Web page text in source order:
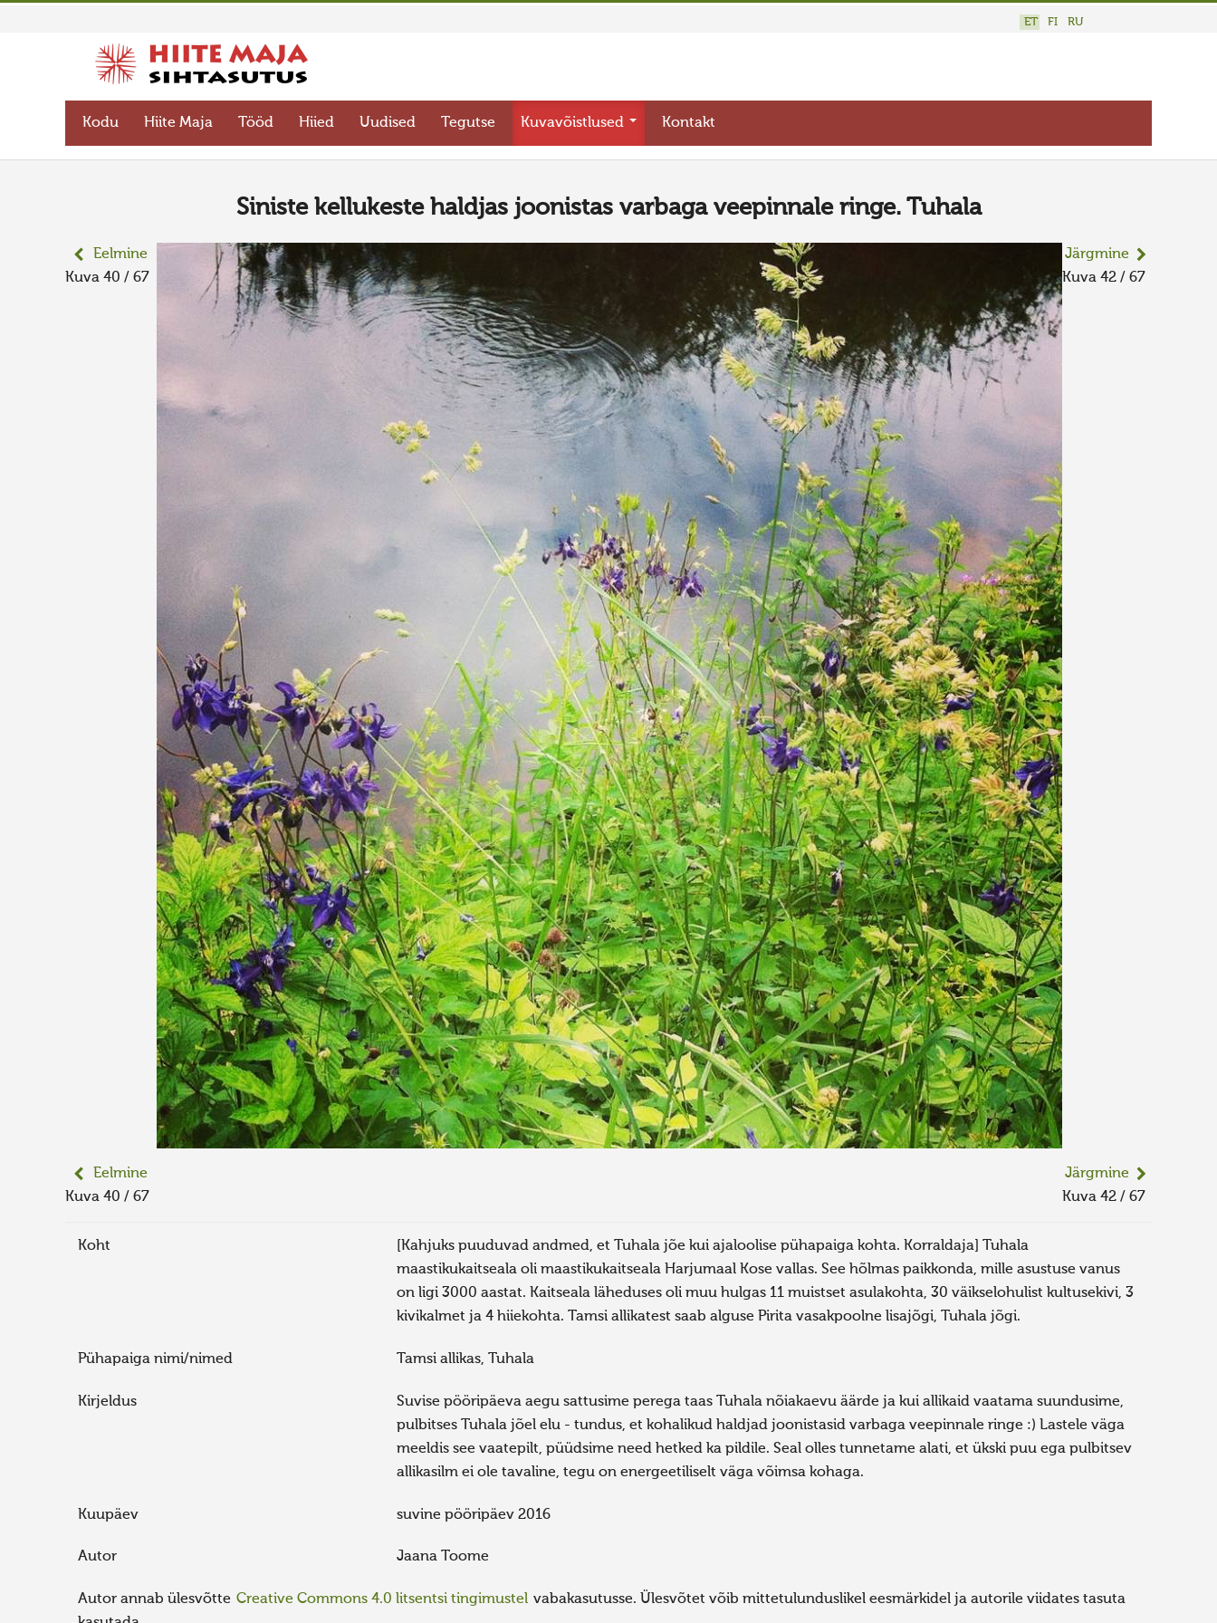
ET FI RU
Kodu Hiite Maja Tööd Hiied Uudised Tegutse Kuvavõistlused Kontakt
Siniste kellukeste haldjas joonistas varbaga veepinnale ringe. Tuhala
Eelmine
Kuva 40 / 67
Järgmine
Kuva 42 / 67
Eelmine
Kuva 40 / 67
Järgmine
Kuva 42 / 67
Koht
[Kahjuks puuduvad andmed, et Tuhala jõe kui ajaloolise pühapaiga kohta. Korraldaja] Tuhala
maastikukaitseala oli maastikukaitseala Harjumaal Kose vallas. See hõlmas paikkonda, mille asustuse vanus
on ligi 3000 aastat. Kaitseala läheduses oli muu hulgas 11 muistset asulakohta, 30 väikselohulist kultusekivi, 3
kivikalmet ja 4 hiiekohta. Tamsi allikatest saab alguse Pirita vasakpoolne lisajõgi, Tuhala jõgi.
Pühapaiga nimi/nimed Tamsi allikas, Tuhala
Kirjeldus
Suvise pööripäeva aegu sattusime perega taas Tuhala nõiakaevu äärde ja kui allikaid vaatama suundusime,
pulbitses Tuhala jõel elu - tundus, et kohalikud haldjad joonistasid varbaga veepinnale ringe :) Lastele väga
meeldis see vaatepilt, püüdsime need hetked ka pildile. Seal olles tunnetame alati, et ükski puu ega pulbitsev
allikasilm ei ole tavaline, tegu on energeetiliselt väga võimsa kohaga.
Kuupäev suvine pööripäev 2016
Autor Jaana Toome
Autor annab ülesvõtte Creative Commons 4.0 litsentsi tingimustel vabakasutusse. Ülesvõtet võib mittetulunduslikel eesmärkidel ja autorile viidates tasuta